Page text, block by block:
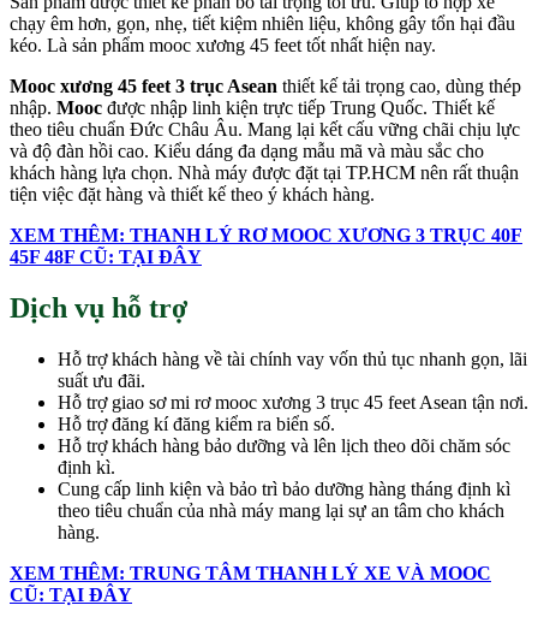
chạy êm hơn, gọn, nhẹ, tiết kiệm nhiên liệu, không gây tổn hại đầu
kéo. Là sản phẩm mooc xương 45 feet tốt nhất hiện nay.
Mooc xương 45 feet 3 trục Asean thiết kế tải trọng cao, dùng thép
nhập. Mooc được nhập linh kiện trực tiếp Trung Quốc. Thiết kế
theo tiêu chuẩn Đức Châu Âu. Mang lại kết cấu vững chãi chịu lực
và độ đàn hồi cao. Kiểu dáng đa dạng mẫu mã và màu sắc cho
khách hàng lựa chọn. Nhà máy được đặt tại TP.HCM nên rất thuận
tiện việc đặt hàng và thiết kế theo ý khách hàng.
XEM THÊM: THANH LÝ RƠ MOOC XƯƠNG 3 TRỤC 40F
45F 48F CŨ: TẠI ĐÂY
Dịch vụ hỗ trợ
Hỗ trợ khách hàng về tài chính vay vốn thủ tục nhanh gọn, lãi
suất ưu đãi.
Hỗ trợ giao sơ mi rơ mooc xương 3 trục 45 feet Asean tận nơi.
Hỗ trợ đăng kí đăng kiểm ra biển số.
Hỗ trợ khách hàng bảo dưỡng và lên lịch theo dõi chăm sóc
định kì.
Cung cấp linh kiện và bảo trì bảo dưỡng hàng tháng định kì
theo tiêu chuẩn của nhà máy mang lại sự an tâm cho khách
hàng.
XEM THÊM: TRUNG TÂM THANH LÝ XE VÀ MOOC
CŨ: TẠI ĐÂY